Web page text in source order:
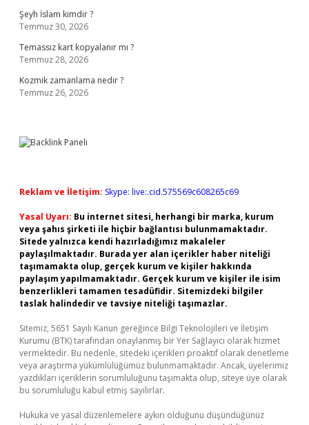
Şeyh İslam kimdir ?
Temmuz 30, 2026
Temassız kart kopyalanır mı ?
Temmuz 28, 2026
Kozmik zamanlama nedir ?
Temmuz 26, 2026
Reklam ve İletişim: Skype: live:.cid.575569c608265c69
Yasal Uyarı: Bu internet sitesi, herhangi bir marka, kurum
veya şahıs şirketi ile hiçbir bağlantısı bulunmamaktadır.
Sitede yalnızca kendi hazırladığımız makaleler
paylaşılmaktadır. Burada yer alan içerikler haber niteliği
taşımamakta olup, gerçek kurum ve kişiler hakkında
paylaşım yapılmamaktadır. Gerçek kurum ve kişiler ile isim
benzerlikleri tamamen tesadüfidir. Sitemizdeki bilgiler
taslak halindedir ve tavsiye niteliği taşımazlar.
Sitemiz, 5651 Sayılı Kanun gereğince Bilgi Teknolojileri ve İletişim
Kurumu (BTK) tarafından onaylanmış bir Yer Sağlayıcı olarak hizmet
vermektedir. Bu nedenle, sitedeki içerikleri proaktif olarak denetleme
veya araştırma yükümlülüğümüz bulunmamaktadır. Ancak, üyelerimiz
yazdıkları içeriklerin sorumluluğunu taşımakta olup, siteye üye olarak
bu sorumluluğu kabul etmiş sayılırlar.
Hukuka ve yasal düzenlemelere aykırı olduğunu düşündüğünüz